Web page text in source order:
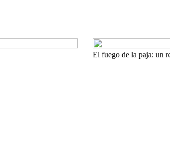
El fuego de la paja: un